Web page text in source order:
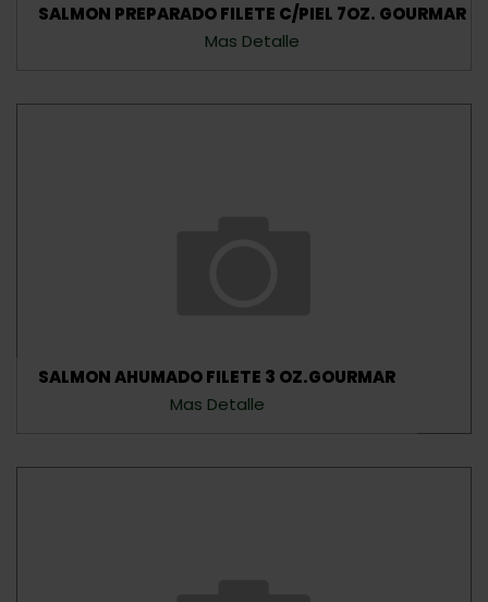
SALMON PREPARADO FILETE C/PIEL 7OZ. GOURMAR
Mas Detalle
SALMON AHUMADO FILETE 3 OZ.GOURMAR
Mas Detalle